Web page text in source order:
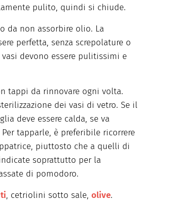
pulito, quindi si chiude.
da non assorbire olio. La
perfetta, senza screpolature o
devono essere pulitissimi e
tappi da rinnovare ogni volta.
dei vasi di vetro. Se il
deve essere calda, se va
tapparle, è preferibile ricorrere
piuttosto che a quelli di
soprattutto per la
di pomodoro.
, cetriolini sotto sale, olive.